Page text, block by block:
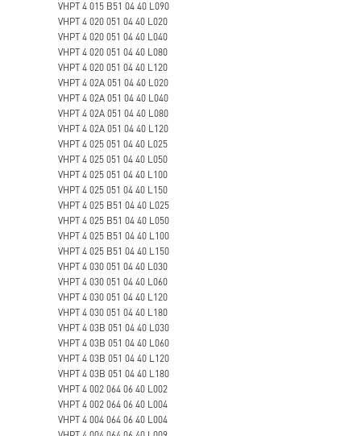
VHPT 4 015 B51 04 40 L090
VHPT 4 020 051 04 40 L020
VHPT 4 020 051 04 40 L040
VHPT 4 020 051 04 40 L080
VHPT 4 020 051 04 40 L120
VHPT 4 02A 051 04 40 L020
VHPT 4 02A 051 04 40 L040
VHPT 4 02A 051 04 40 L080
VHPT 4 02A 051 04 40 L120
VHPT 4 025 051 04 40 L025
VHPT 4 025 051 04 40 L050
VHPT 4 025 051 04 40 L100
VHPT 4 025 051 04 40 L150
VHPT 4 025 B51 04 40 L025
VHPT 4 025 B51 04 40 L050
VHPT 4 025 B51 04 40 L100
VHPT 4 025 B51 04 40 L150
VHPT 4 030 051 04 40 L030
VHPT 4 030 051 04 40 L060
VHPT 4 030 051 04 40 L120
VHPT 4 030 051 04 40 L180
VHPT 4 03B 051 04 40 L030
VHPT 4 03B 051 04 40 L060
VHPT 4 03B 051 04 40 L120
VHPT 4 03B 051 04 40 L180
VHPT 4 002 064 06 40 L002
VHPT 4 002 064 06 40 L004
VHPT 4 004 064 06 40 L004